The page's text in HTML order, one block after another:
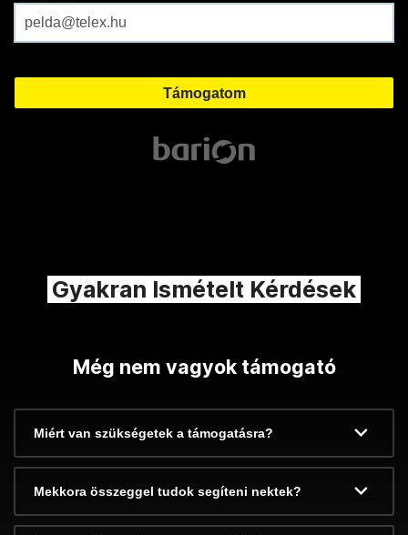
Gyakran Ismételt Kérdések
Még nem vagyok támogató
Miért van szükségetek a támogatásra?
Mekkora összeggel tudok segíteni nektek?